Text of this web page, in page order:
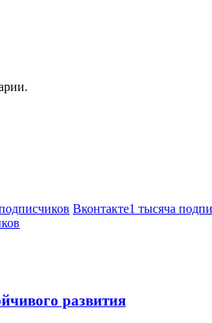
Вконтакте1 тысяча
развития